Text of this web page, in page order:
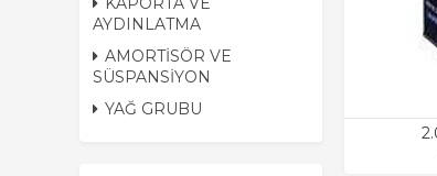
AYDINLATMA
AMORTİSÖR VE
SÜSPANSİYON
YAĞ GRUBU